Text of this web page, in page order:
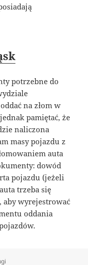
potrzebne do
na złom w
pamiętać, że
naliczona
masy pojazdu z
auta
dowód
pojazdu (jeżeli
trzeba się
aby wyrejestrować
oddania